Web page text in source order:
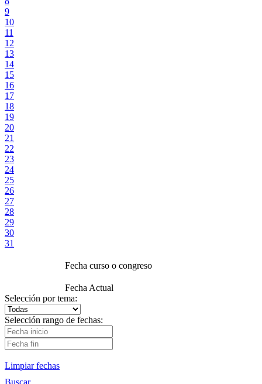
9
10
11
12
13
14
15
16
17
18
19
20
21
22
23
24
25
26
27
28
29
30
31
Fecha curso o congreso
Fecha Actual
Selección por tema:
Selección rango de fechas:
Limpiar fechas